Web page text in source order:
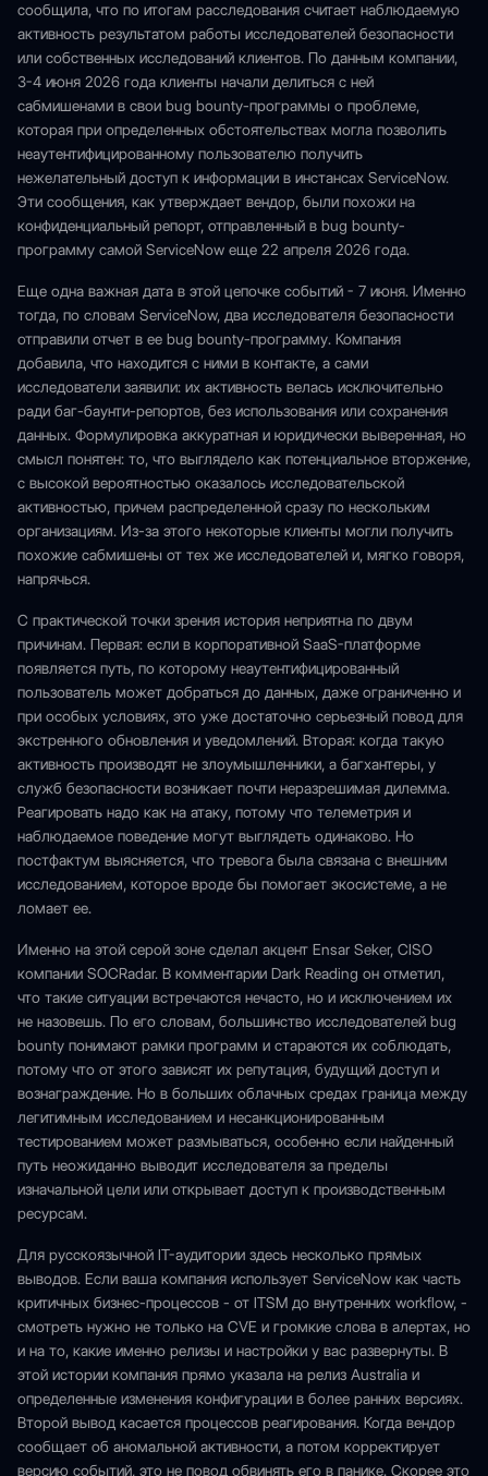
сообщила, что по итогам расследования считает наблюдаемую
активность результатом работы исследователей безопасности
или собственных исследований клиентов. По данным компании,
3-4 июня 2026 года клиенты начали делиться с ней
сабмишенами в свои bug bounty-программы о проблеме,
которая при определенных обстоятельствах могла позволить
неаутентифицированному пользователю получить
нежелательный доступ к информации в инстансах ServiceNow.
Эти сообщения, как утверждает вендор, были похожи на
конфиденциальный репорт, отправленный в bug bounty-
программу самой ServiceNow еще 22 апреля 2026 года.
Еще одна важная дата в этой цепочке событий - 7 июня. Именно
тогда, по словам ServiceNow, два исследователя безопасности
отправили отчет в ее bug bounty-программу. Компания
добавила, что находится с ними в контакте, а сами
исследователи заявили: их активность велась исключительно
ради баг-баунти-репортов, без использования или сохранения
данных. Формулировка аккуратная и юридически выверенная, но
смысл понятен: то, что выглядело как потенциальное вторжение,
с высокой вероятностью оказалось исследовательской
активностью, причем распределенной сразу по нескольким
организациям. Из-за этого некоторые клиенты могли получить
похожие сабмишены от тех же исследователей и, мягко говоря,
напрячься.
С практической точки зрения история неприятна по двум
причинам. Первая: если в корпоративной SaaS-платформе
появляется путь, по которому неаутентифицированный
пользователь может добраться до данных, даже ограниченно и
при особых условиях, это уже достаточно серьезный повод для
экстренного обновления и уведомлений. Вторая: когда такую
активность производят не злоумышленники, а багхантеры, у
служб безопасности возникает почти неразрешимая дилемма.
Реагировать надо как на атаку, потому что телеметрия и
наблюдаемое поведение могут выглядеть одинаково. Но
постфактум выясняется, что тревога была связана с внешним
исследованием, которое вроде бы помогает экосистеме, а не
ломает ее.
Именно на этой серой зоне сделал акцент Ensar Seker, CISO
компании SOCRadar. В комментарии Dark Reading он отметил,
что такие ситуации встречаются нечасто, но и исключением их
не назовешь. По его словам, большинство исследователей bug
bounty понимают рамки программ и стараются их соблюдать,
потому что от этого зависят их репутация, будущий доступ и
вознаграждение. Но в больших облачных средах граница между
легитимным исследованием и несанкционированным
тестированием может размываться, особенно если найденный
путь неожиданно выводит исследователя за пределы
изначальной цели или открывает доступ к производственным
ресурсам.
Для русскоязычной IT-аудитории здесь несколько прямых
выводов. Если ваша компания использует ServiceNow как часть
критичных бизнес-процессов - от ITSM до внутренних workflow, -
смотреть нужно не только на CVE и громкие слова в алертах, но
и на то, какие именно релизы и настройки у вас развернуты. В
этой истории компания прямо указала на релиз Australia и
определенные изменения конфигурации в более ранних версиях.
Второй вывод касается процессов реагирования. Когда вендор
сообщает об аномальной активности, а потом корректирует
версию событий, это не повод обвинять его в панике. Скорее это